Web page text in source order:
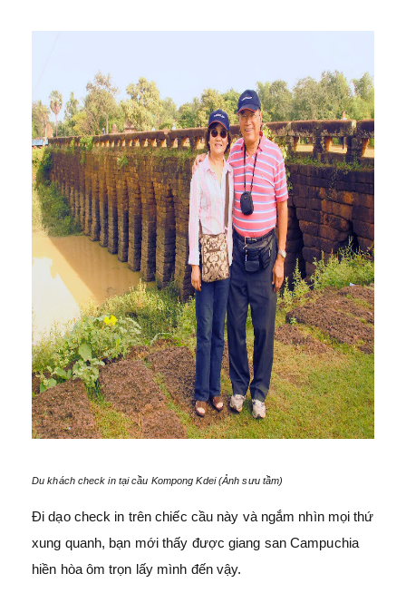
Du khách check in tại cầu Kompong Kdei (Ảnh sưu tầm)
Đi dạo check in trên chiếc cầu này và ngắm nhìn mọi thứ
xung quanh, bạn mới thấy được giang san Campuchia
hiền hòa ôm trọn lấy mình đến vậy.